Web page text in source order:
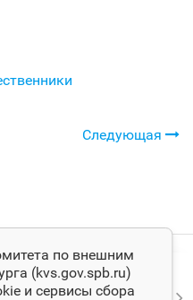
Следующая
по внешним
(kvs.gov.spb.ru)
и сервисы сбора